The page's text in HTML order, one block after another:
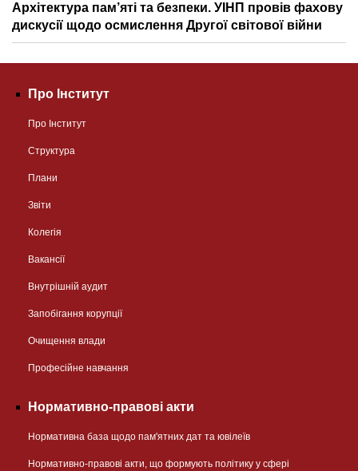
Архітектура пам’яті та безпеки. УІНП провів фахову
дискусії щодо осмислення Другої світової війни
Про Інститут
Про Інститут
Структура
Плани
Звіти
Колегія
Вакансії
Внутрішній аудит
Запобігання корупції
Очищення влади
Професійне навчання
Нормативно-правові акти
Нормативна база щодо пам'ятних дат та ювілеїв
Нормативно-правові акти, що формують політику у сфері